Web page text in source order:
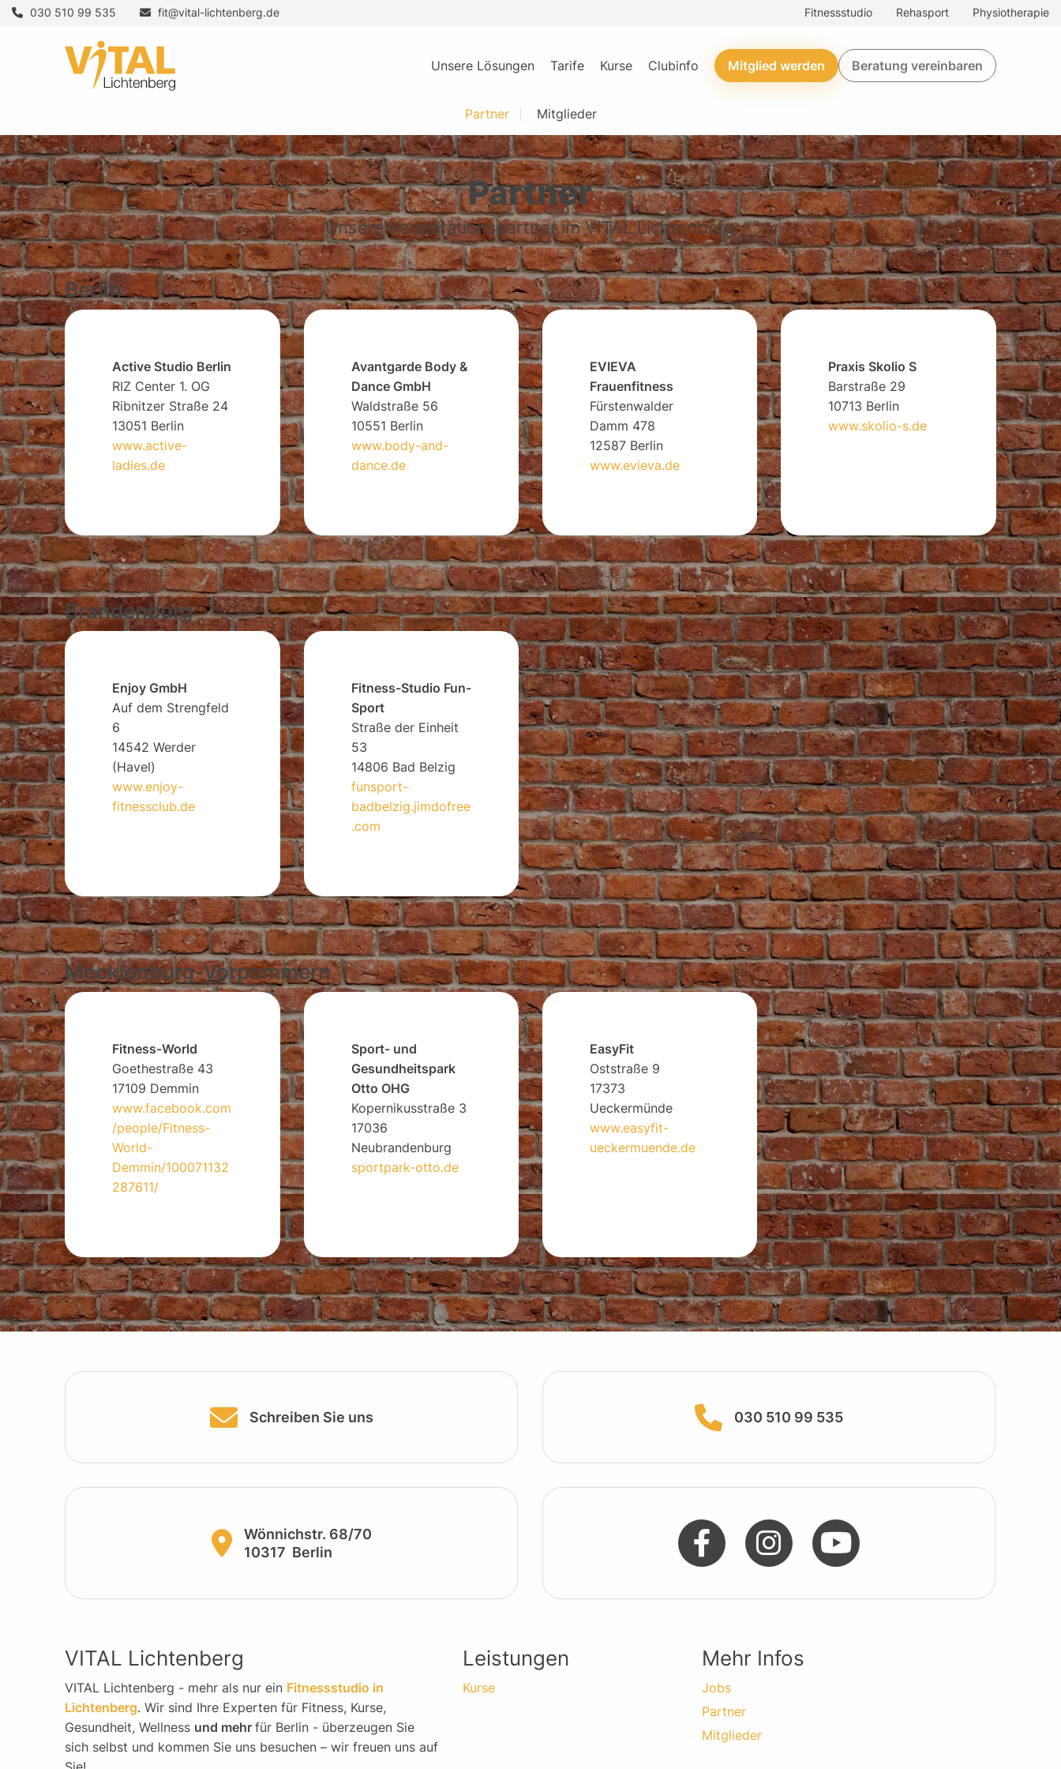
030 510 99 535 fit@vital-lichtenberg.de Fitnessstudio Rehasport Physiotherapie
Unsere Lösungen Tarife Kurse Clubinfo Mitglied werden Beratung vereinbaren
Partner Mitglieder
Partner
Unsere Kooperationspartner im VITAL Lichtenberg
Berlin
Active Studio Berlin
RIZ Center 1. OG
Ribnitzer Straße 24
13051 Berlin
www.active-
ladies.de
Avantgarde Body &
Dance GmbH
Waldstraße 56
10551 Berlin
www.body-and-
dance.de
EVIEVA
Frauenfitness
Fürstenwalder
Damm 478
12587 Berlin
www.evieva.de
Praxis Skolio S
Barstraße 29
10713 Berlin
www.skolio-s.de
Brandenburg
Enjoy GmbH
Auf dem Strengfeld
6
14542 Werder
(Havel)
www.enjoy-
fitnessclub.de
Fitness-Studio Fun-
Sport
Straße der Einheit
53
14806 Bad Belzig
funsport-
badbelzig.jimdofree
.com
Mecklenburg-Vorpommern
Fitness-World
Goethestraße 43
17109 Demmin
www.facebook.com
/people/Fitness-
World-
Demmin/100071132
287611/
Sport- und
Gesundheitspark
Otto OHG
Kopernikusstraße 3
17036
Neubrandenburg
sportpark-otto.de
EasyFit
Oststraße 9
17373
Ueckermünde
www.easyfit-
ueckermuende.de
Schreiben Sie uns 030 510 99 535
Wönnichstr. 68/70
10317 Berlin
VITAL Lichtenberg
VITAL Lichtenberg - mehr als nur ein Fitnessstudio in
Lichtenberg. Wir sind Ihre Experten für Fitness, Kurse,
Gesundheit, Wellness und mehrfür Berlin - überzeugen Sie
sich selbst und kommen Sie uns besuchen – wir freuen uns auf
Leistungen
Kurse
Mehr Infos
Jobs
Partner
Mitglieder